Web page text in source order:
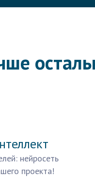
нейросеть
проекта!